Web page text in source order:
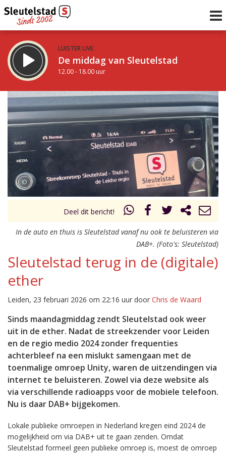
LUISTER LIVE:
De middag van Sleutelstad
12.00 - 18.00 uur
STRAKS:
De vrijdagavond met Keanu
18.00 - 19.00 uur
Vorig uur
uur 1 van 0 Volgend uur
Deel dit bericht!
In de auto en thuis is Sleutelstad vanaf nu ook te beluisteren via
DAB+. (Foto's: Sleutelstad)
Sleutelstad terug in de (digitale)
ether
Leiden, 23 februari 2026 om 22:16 uur door Chris de Waard
Sinds maandagmiddag zendt Sleutelstad ook weer
uit in de ether. Nadat de streekzender voor Leiden
en de regio medio 2024 zonder frequenties
achterbleef na een mislukt samengaan met de
toenmalige omroep Unity, waren de uitzendingen via
internet te beluisteren. Zowel via deze website als
via verschillende radioapps voor de mobiele telefoon.
Nu is daar DAB+ bijgekomen.
Lokale publieke omroepen in Nederland kregen eind 2024 de
mogelijkheid om via DAB+ uit te gaan zenden. Omdat
Sleutelstad formeel geen publieke omroep is, moest de omroep